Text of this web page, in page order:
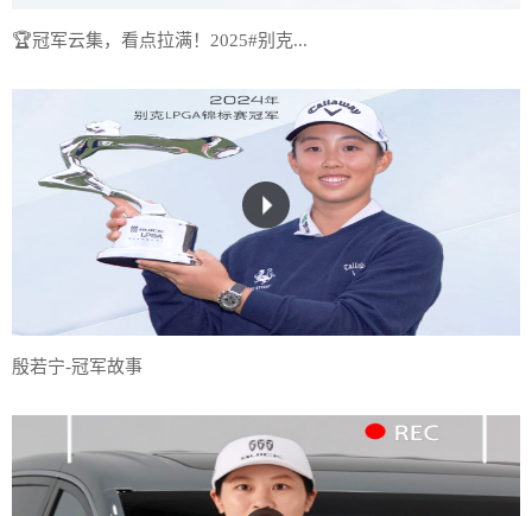
🏆冠军云集，看点拉满！2025#别克...
殷若宁-冠军故事